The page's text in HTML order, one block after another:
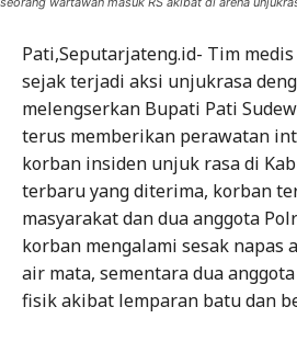
Pati,Seputarjateng.id- Tim medis
sejak terjadi aksi unjukrasa
melengserkan Bupati Pati
terus memberikan perawatan
korban insiden unjuk rasa di
terbaru yang diterima, korban
masyarakat dan dua anggota
korban mengalami sesak napas
air mata, sementara dua
fisik akibat lemparan batu dan